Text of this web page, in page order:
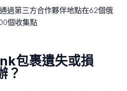
通過第三方合作夥伴地點在62個俄
個收集點
包裹遺失或損
？